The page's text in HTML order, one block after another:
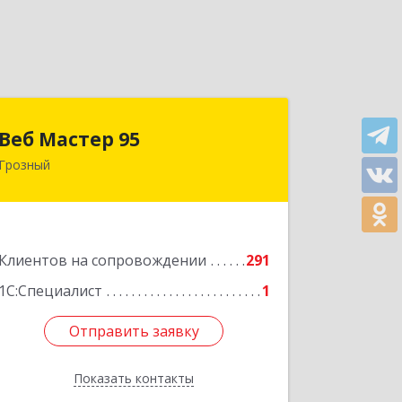
Веб Мастер 95
Грозный
Клиентов на сопровождении
291
1С:Специалист
1
Отправить заявку
Показать контакты
364050, Чеченская Респ, Грозный г,
Подробнее
Отправить заявку
Назад